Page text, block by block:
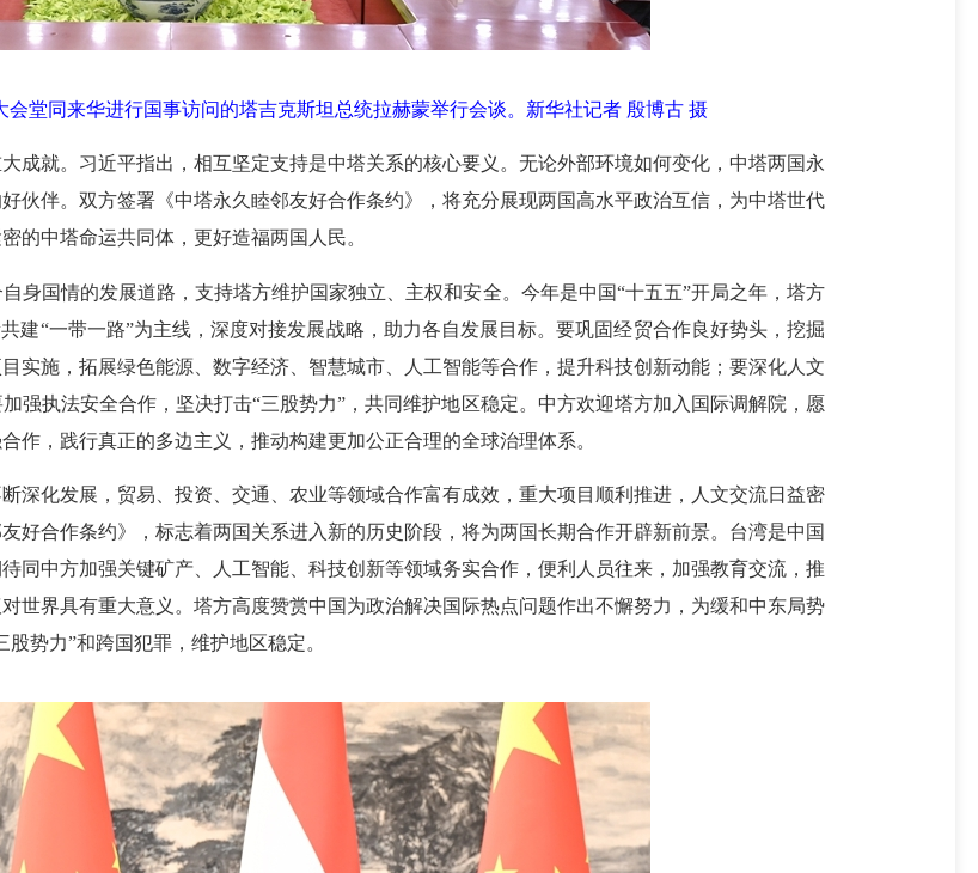
堂同来华进行国事访问的塔吉克斯坦总统拉赫蒙举行会谈。新华社记者 殷博古 摄
就。习近平指出，相互坚定支持是中塔关系的核心要义。无论外部环境如何变化，中塔两国永
伙伴。双方签署《中塔永久睦邻友好合作条约》，将充分展现两国高水平政治互信，为中塔世代
的中塔命运共同体，更好造福两国人民。
国情的发展道路，支持塔方维护国家独立、主权和安全。今年是中国“十五五”开局之年，塔方
建“一带一路”为主线，深度对接发展战略，助力各自发展目标。要巩固经贸合作良好势头，挖掘
实施，拓展绿色能源、数字经济、智慧城市、人工智能等合作，提升科技创新动能；要深化人文
强执法安全合作，坚决打击“三股势力”，共同维护地区稳定。中方欢迎塔方加入国际调解院，愿
作，践行真正的多边主义，推动构建更加公正合理的全球治理体系。
化发展，贸易、投资、交通、农业等领域合作富有成效，重大项目顺利推进，人文交流日益密
好合作条约》，标志着两国关系进入新的历史阶段，将为两国长期合作开辟新前景。台湾是中国
同中方加强关键矿产、人工智能、科技创新等领域务实合作，便利人员往来，加强教育交流，推
世界具有重大意义。塔方高度赞赏中国为政治解决国际热点问题作出不懈努力，为缓和中东局势
势力”和跨国犯罪，维护地区稳定。